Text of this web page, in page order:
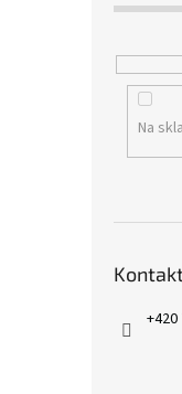
Na
+420